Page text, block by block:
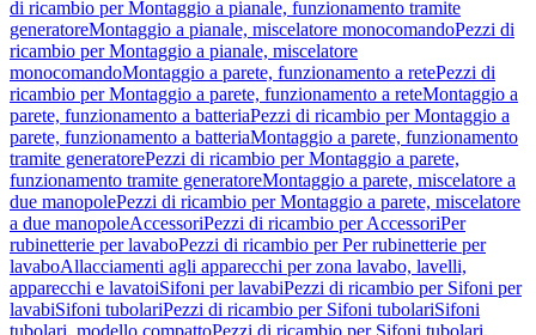
di ricambio per Montaggio a pianale, funzionamento tramite
generatoreMontaggio a pianale, miscelatore monocomandoPezzi di
ricambio per Montaggio a pianale, miscelatore
monocomandoMontaggio a parete, funzionamento a retePezzi di
ricambio per Montaggio a parete, funzionamento a reteMontaggio a
parete, funzionamento a batteriaPezzi di ricambio per Montaggio a
parete, funzionamento a batteriaMontaggio a parete, funzionamento
tramite generatorePezzi di ricambio per Montaggio a parete,
funzionamento tramite generatoreMontaggio a parete, miscelatore a
due manopolePezzi di ricambio per Montaggio a parete, miscelatore
a due manopoleAccessoriPezzi di ricambio per AccessoriPer
rubinetterie per lavaboPezzi di ricambio per Per rubinetterie per
lavaboAllacciamenti agli apparecchi per zona lavabo, lavelli,
apparecchi e lavatoiSifoni per lavabiPezzi di ricambio per Sifoni per
lavabiSifoni tubolariPezzi di ricambio per Sifoni tubolariSifoni
tubolari, modello compattoPezzi di ricambio per Sifoni tubolari,